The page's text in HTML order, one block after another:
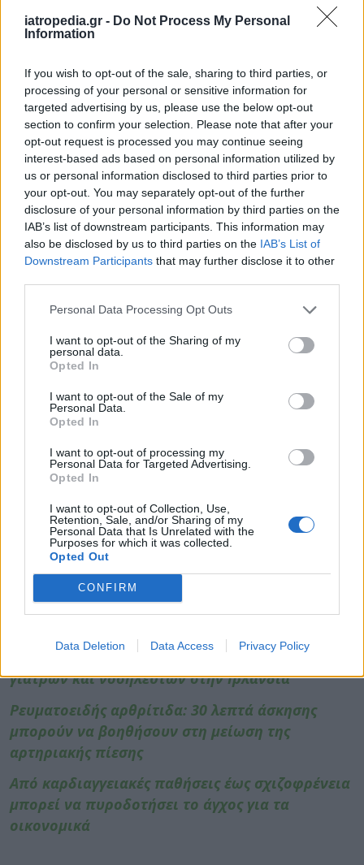
iatropedia.gr - Do Not Process My Personal
Information
If you wish to opt-out of the sale, sharing to third parties, or
processing of your personal or sensitive information for
targeted advertising by us, please use the below opt-out
section to confirm your selection. Please note that after your
opt-out request is processed you may continue seeing
interest-based ads based on personal information utilized by
us or personal information disclosed to third parties prior to
your opt-out. You may separately opt-out of the further
disclosure of your personal information by third parties on the
IAB’s list of downstream participants. This information may
also be disclosed by us to third parties on the IAB’s List of
Downstream Participants that may further disclose it to other
Personal Data Processing Opt Outs
I want to opt-out of the Sharing of my
personal data.
Opted In
I want to opt-out of the Sale of my
Personal Data.
Opted In
I want to opt-out of processing my
Personal Data for Targeted Advertising.
Opted In
I want to opt-out of Collection, Use,
Retention, Sale, and/or Sharing of my
Personal Data that Is Unrelated with the
Purposes for which it was collected.
Opted Out
CONFIRM
Data Deletion Data Access Privacy Policy
αλληλεπιδράσουν άμεσα με τα κύτταρα του
κατάσταση. Πρόσφατα στοιχεία έχουν δείξει
ακόμη ότι η υπερβολικά υψηλή κατανάλωση
διαλυτών ινών, όπως η ινουλίνη, ένα κοινό
συμπλήρωμα, μπορεί να αυξήσει τον κίνδυνο
ανάπτυξης καρκίνου του παχέος εντέρου σε ένα
πειραματικό ζωικό μοντέλο.
Μέρος μιας υγιεινής διατροφής
Οι φυτικές ίνες είναι σημαντικό κομμάτι μιας
υγιεινής διατροφής που μπορεί να προάγει τόσο
και στη ρύθμιση του σακχάρου και της
χοληστερόλης στο αίμα.
Τα πρεβιοτικά προάγουν την ανάπτυξη
μικροβίων του εντέρου που μπορούν να
επηρεάσουν την υγεία και την ανοσία του
ασθενειών, αν και δεν είναι όλες οι φυτικές ίνες
ίσες. Αν και οι φυτικές ίνες δεν θεραπεύουν
ασθένειες, η διατροφή μπορεί να συμπληρώσει
εξαιρετικά φαρμακευτικές και θεραπευτικές
στρατηγικές, βελτιώνοντας την
αποτελεσματικότητά τους.
Φωτογραφία:iStock
Γεωργιάδης: Τι απάντησε για τους μισθούς
γιατρών και νοσηλευτών στην Ιρλανδία
Ρευματοειδής αρθρίτιδα: 30 λεπτά άσκησης
μπορούν να βοηθήσουν στη μείωση της
αρτηριακής πίεσης
Από καρδιαγγειακές παθήσεις έως σχιζοφρένεια
μπορεί να πυροδοτήσει το άγχος για τα
οικονομικά